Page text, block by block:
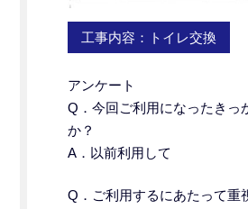
工事内容：トイレ交換
アンケート
Q．今回ご利用になったきっ
か？
A．以前利用して
Q． ご利用するにあたって重